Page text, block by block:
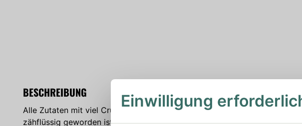
BESCHREIBUNG
Alle Zutaten mit viel Crushed Ice in einen Blender geben und so lange
zähflüssig geworden ist. (ca. 40sek) In ein beliebiges Glas geben und mit
Einwilligung